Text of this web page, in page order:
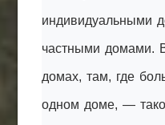
индивидуальными
частными домами.
домах, там, где
одном доме, —